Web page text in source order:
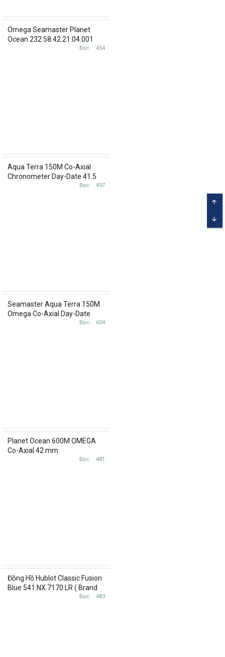
Omega Seamaster Planet
Ocean 232.58.42.21.04.001
23258422104001 Rose Gold
Đọc 454
Aqua Terra 150M Co-Axial
Chronometer Day-Date 41.5
mm 231.13.42.22.02.001
Đọc 497
Seamaster Aqua Terra 150M
Omega Co-Axial Day-Date
231.53.42.22.02.001 ( dây da
Đọc 604
Planet Ocean 600M OMEGA
Co-Axial 42 mm
Đọc 481
Đồng Hồ Hublot Classic Fusion
Blue 541.NX.7170.LR ( Brand
Đọc 483
TOP